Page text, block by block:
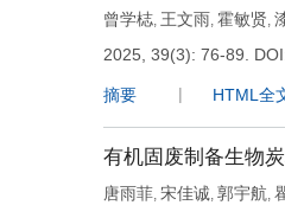
曾学梽, 王文雨, 霍敏贤,
2025, 39(3): 76-89.
摘要 HTML全
有机固废制备生物
唐雨菲, 宋佳诚, 郭宇航,